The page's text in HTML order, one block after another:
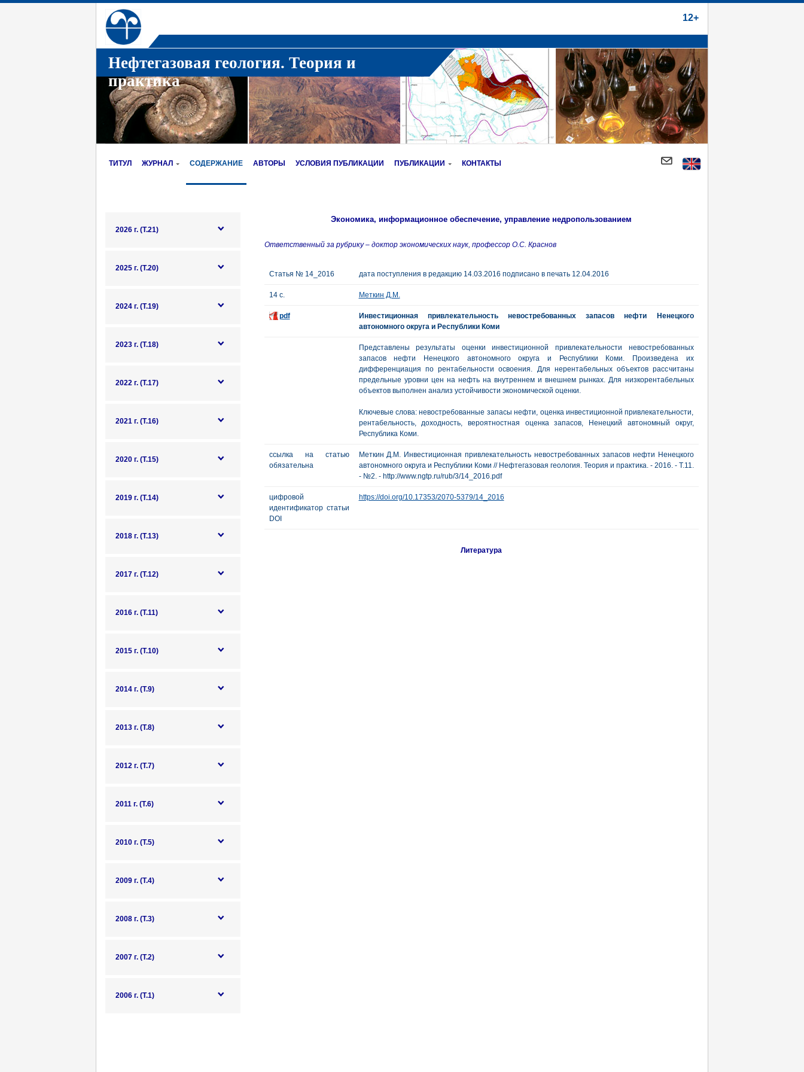
12+
Нефтегазовая геология. Теория и
практика
ТИТУЛ ЖУРНАЛ СОДЕРЖАНИЕ АВТОРЫ УСЛОВИЯ ПУБЛИКАЦИИ ПУБЛИКАЦИИ КОНТАКТЫ
2026 г. (Т.21)
2025 г. (Т.20)
2024 г. (Т.19)
2023 г. (Т.18)
2022 г. (Т.17)
2021 г. (Т.16)
2020 г. (Т.15)
2019 г. (Т.14)
2018 г. (Т.13)
2017 г. (Т.12)
2016 г. (Т.11)
2015 г. (Т.10)
2014 г. (Т.9)
2013 г. (Т.8)
2012 г. (Т.7)
2011 г. (Т.6)
2010 г. (Т.5)
2009 г. (Т.4)
2008 г. (Т.3)
2007 г. (Т.2)
2006 г. (Т.1)
Экономика, информационное обеспечение, управление недропользованием
Ответственный за рубрику – доктор экономических наук, профессор О.С. Краснов
Статья № 14_2016 дата поступления в редакцию 14.03.2016 подписано в печать 12.04.2016
14 с. Меткин Д.М.
pdf
Инвестиционная привлекательность невостребованных запасов нефти Ненецкого
автономного округа и Республики Коми
Представлены результаты оценки инвестиционной привлекательности невостребованных
запасов нефти Ненецкого автономного округа и Республики Коми. Произведена их
дифференциация по рентабельности освоения. Для нерентабельных объектов рассчитаны
предельные уровни цен на нефть на внутреннем и внешнем рынках. Для низкорентабельных
объектов выполнен анализ устойчивости экономической оценки.
Ключевые слова: невостребованные запасы нефти, оценка инвестиционной привлекательности,
рентабельность, доходность, вероятностная оценка запасов, Ненецкий автономный округ,
Республика Коми.
ссылка на статью
обязательна
Меткин Д.М. Инвестиционная привлекательность невостребованных запасов нефти Ненецкого
автономного округа и Республики Коми // Нефтегазовая геология. Теория и практика. - 2016. - Т.11.
- №2. - http://www.ngtp.ru/rub/3/14_2016.pdf
цифровой
идентификатор статьи
DOI
https://doi.org/10.17353/2070-5379/14_2016
Литература